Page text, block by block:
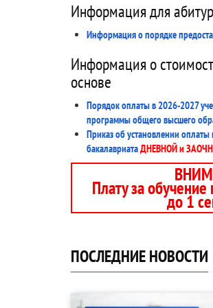
Информация для
Информация о порядке
Информация о
основе
Порядок оплаты в 2026-2027
программы общего высшего
Приказ об установлении
бакалавриатаДНЕВНОЙ и
Плату за
до 1
ПОСЛЕДНИЕ НОВОСТИ